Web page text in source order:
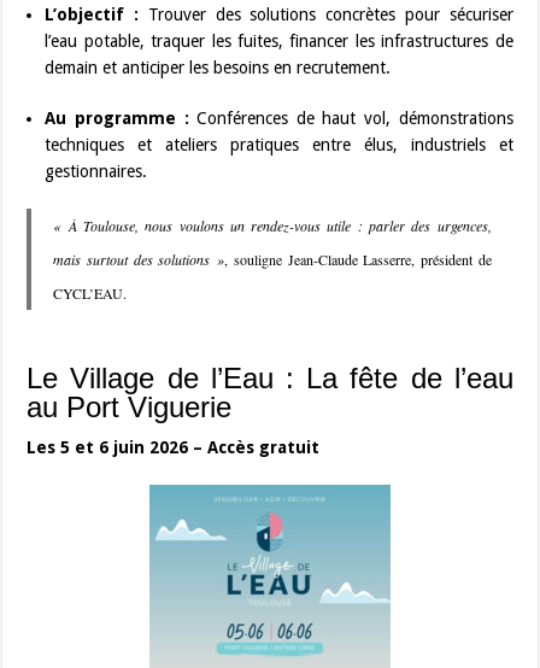
L’objectif : Trouver des solutions concrètes pour sécuriser
l’eau potable, traquer les fuites, financer les infrastructures de
demain et anticiper les besoins en recrutement.
Au programme : Conférences de haut vol, démonstrations
techniques et ateliers pratiques entre élus, industriels et
gestionnaires.
« À Toulouse, nous voulons un rendez-vous utile : parler des urgences,
mais surtout des solutions », souligne Jean-Claude Lasserre, président de
CYCL’EAU.
Le Village de l’Eau : La fête de l’eau
au Port Viguerie
Les 5 et 6 juin 2026 – Accès gratuit